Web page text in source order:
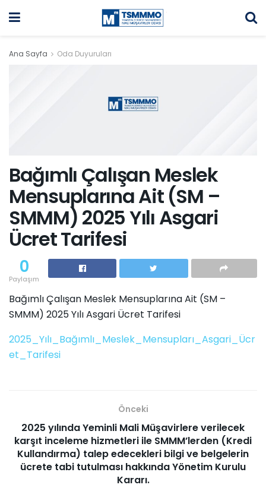
Ana Sayfa Oda Duyuruları
Bağımlı Çalışan Meslek
Mensuplarına Ait (SM –
SMMM) 2025 Yılı Asgari
Ücret Tarifesi
0
Paylaşım
Bağımlı Çalışan Meslek Mensuplarına Ait (SM –
SMMM) 2025 Yılı Asgari Ücret Tarifesi
2025_Yılı_Bağımlı_Meslek_Mensupları_Asgari_Ücr
et_Tarifesi
Önceki
2025 yılında Yeminli Mali Müşavirlere verilecek
karşıt inceleme hizmetleri ile SMMM’lerden (Kredi
Kullandırma) talep edecekleri bilgi ve belgelerin
ücrete tabi tutulması hakkında Yönetim Kurulu
Kararı.